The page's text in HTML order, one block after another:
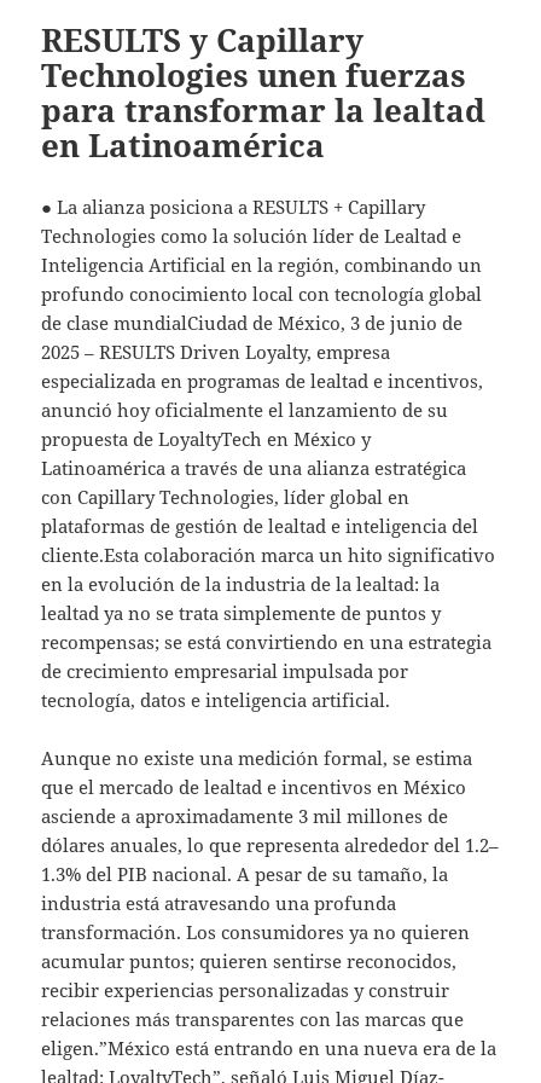
RESULTS y Capillary
Technologies unen fuerzas
para transformar la lealtad
en Latinoamérica
● La alianza posiciona a RESULTS + Capillary
Technologies como la solución líder de Lealtad e
Inteligencia Artificial en la región, combinando un
profundo conocimiento local con tecnología global
de clase mundialCiudad de México, 3 de junio de
2025 – RESULTS Driven Loyalty, empresa
especializada en programas de lealtad e incentivos,
anunció hoy oficialmente el lanzamiento de su
propuesta de LoyaltyTech en México y
Latinoamérica a través de una alianza estratégica
con Capillary Technologies, líder global en
plataformas de gestión de lealtad e inteligencia del
cliente.Esta colaboración marca un hito significativo
en la evolución de la industria de la lealtad: la
lealtad ya no se trata simplemente de puntos y
recompensas; se está convirtiendo en una estrategia
de crecimiento empresarial impulsada por
tecnología, datos e inteligencia artificial.
Aunque no existe una medición formal, se estima
que el mercado de lealtad e incentivos en México
asciende a aproximadamente 3 mil millones de
dólares anuales, lo que representa alrededor del 1.2–
1.3% del PIB nacional. A pesar de su tamaño, la
industria está atravesando una profunda
transformación. Los consumidores ya no quieren
acumular puntos; quieren sentirse reconocidos,
recibir experiencias personalizadas y construir
relaciones más transparentes con las marcas que
eligen.”México está entrando en una nueva era de la
lealtad: LoyaltyTech”, señaló Luis Miguel Díaz-